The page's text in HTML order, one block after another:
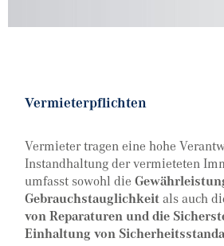
Vermieterpflichten
Vermieter tragen eine hohe
Instandhaltung der vermieteten
umfasst sowohl die
Gebrauchstauglichkeitals auch
von Reparaturen und die
Einhaltung von